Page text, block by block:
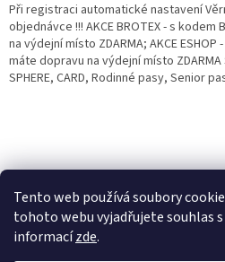
Tento web používá soubory
tohoto webu vyjadřujete souhlas
informacízde.
Při registraci automatické nastavení
objednávce !!! AKCE BROTEX - s kodem
na výdejní místo ZDARMA; AKCE
máte dopravu na výdejní místo
SPHERE, CARD, Rodinné pasy, Senior